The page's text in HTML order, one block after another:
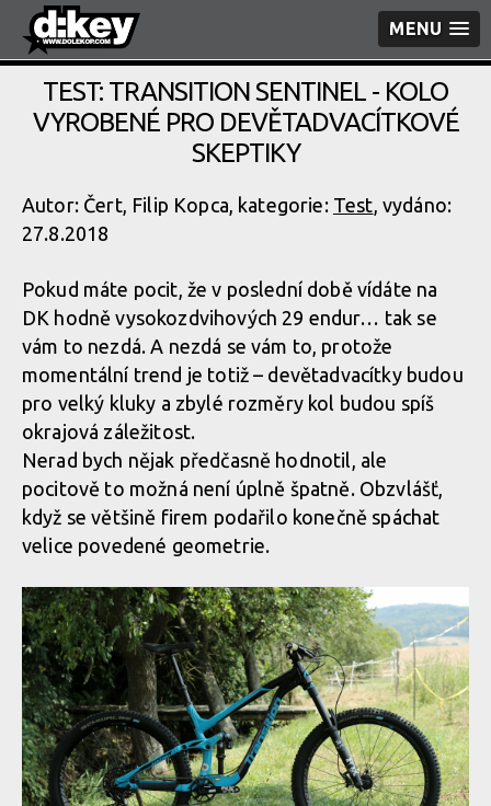
MENU
TEST: TRANSITION SENTINEL - KOLO
VYROBENÉ PRO DEVĚTADVACÍTKOVÉ
SKEPTIKY
Autor: Čert, Filip Kopca, kategorie: Test, vydáno:
27.8.2018
Pokud máte pocit, že v poslední době vídáte na
DK hodně vysokozdvihových 29 endur… tak se
vám to nezdá. A nezdá se vám to, protože
momentální trend je totiž – devětadvacítky budou
pro velký kluky a zbylé rozměry kol budou spíš
okrajová záležitost.
Nerad bych nějak předčasně hodnotil, ale
pocitově to možná není úplně špatně. Obzvlášť,
když se většině firem podařilo konečně spáchat
velice povedené geometrie.